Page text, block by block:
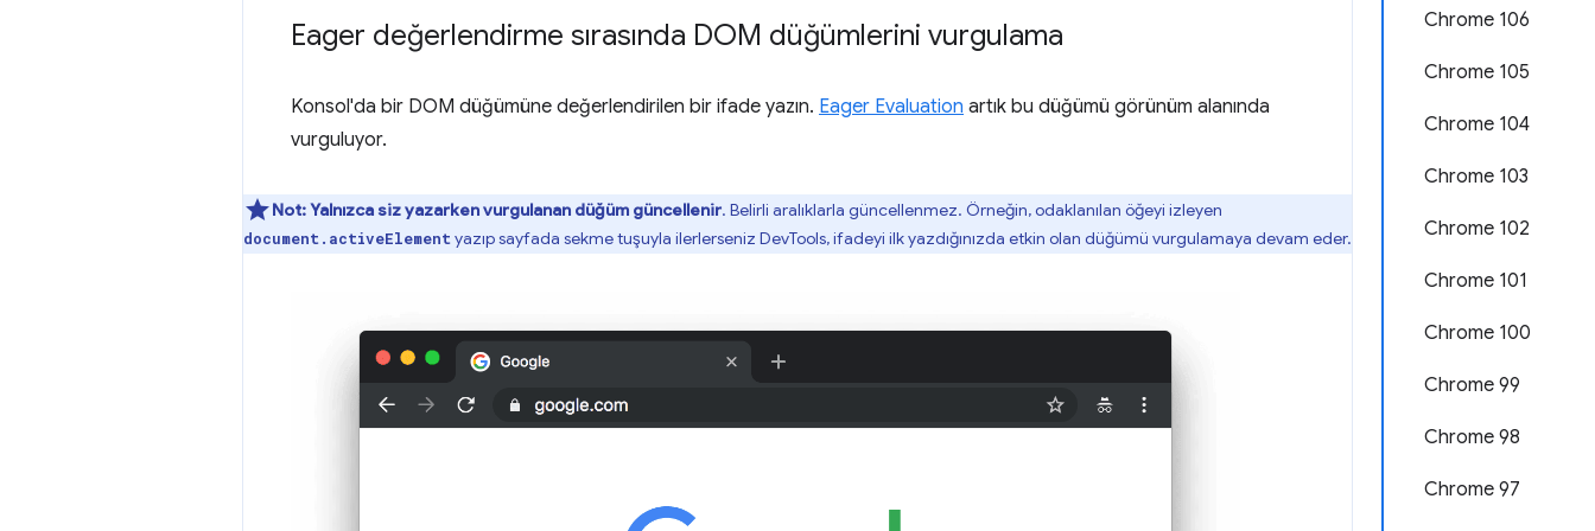
Chrome 106
Chrome 105
Chrome 104
Chrome 103
Chrome 102
Chrome 101
Chrome 100
Chrome 99
Chrome 98
Chrome 97
Eager değerlendirme sırasında DOM düğümlerini vurgulama
Konsol'da bir DOM düğümüne değerlendirilen bir ifade yazın. Eager Evaluation artık bu düğümü görünüm alanında
vurguluyor.
Not:Yalnızca siz yazarken vurgulanan düğüm güncellenir. Belirli aralıklarla güncellenmez. Örneğin, odaklanılan öğeyi izleyen
document.activeElementyazıp sayfada sekme tuşuyla ilerlerseniz DevTools, ifadeyi ilk yazdığınızda etkin olan düğümü vurgulamaya devam eder.